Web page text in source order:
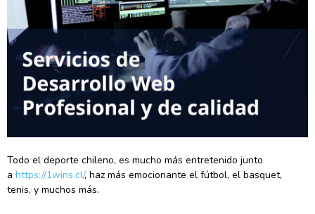
Todo el deporte chileno, es mucho más entretenido junto
a https://1wins.cl/, haz más emocionante el fútbol, el basquet,
tenis, y muchos más.